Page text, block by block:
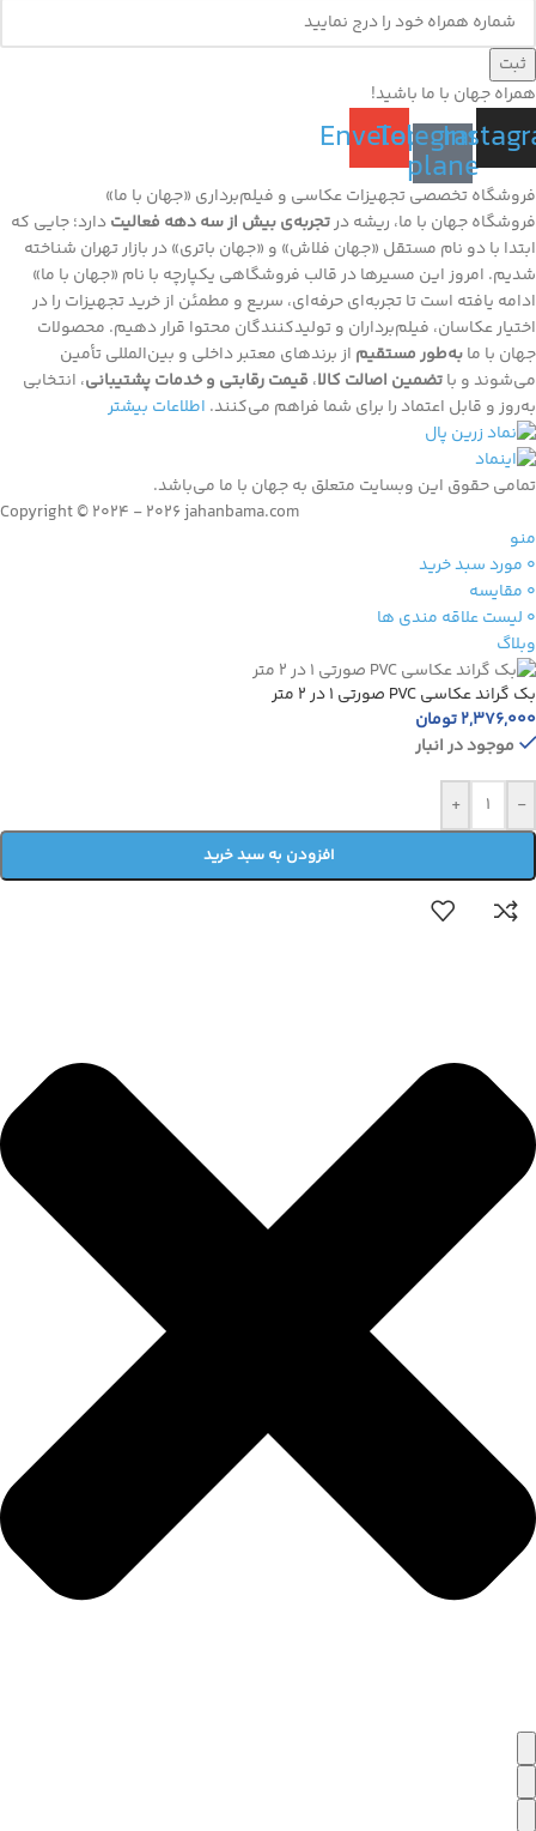
ثبت
همراه جهان با ما باشید!
Telegram-
plane
Envelope
فروشگاه تخصصی تجهیزات عکاسی و فیلم‌برداری «جهان با ما»
فروشگاه جهان با ما، ریشه درتجربه‌ی بیش از سه دهه فعالیتدارد؛ جایی که
ابتدا با دو نام مستقل «جهان فلاش» و «جهان باتری» در بازار تهران شناخته
شدیم. امروز این مسیرها در قالب فروشگاهی یکپارچه با نام «جهان با ما»
ادامه یافته است تا تجربه‌ای حرفه‌ای، سریع و مطمئن از خرید تجهیزات را در
اختیار عکاسان، فیلم‌برداران و تولیدکنندگان محتوا قرار دهیم. محصولات
جهان با مابه‌طور مستقیم از برندهای معتبر داخلی و بین‌المللی تأمین
می‌شوند و باتضمین اصالت کالا، قیمت رقابتی و خدمات پشتیبانی، انتخابی
به‌روز و قابل اعتماد را برای شما فراهم می‌کنند. اطلاعات بیشتر
تمامی حقوق اين وبسايت متعلق به جهان با ما می‌باشد.
Copyright © 2024 - 2026 jahanbama.com
منو
0 موردسبد خرید
0 مقايسه
0 لیست علاقه مندی ها
وبلاگ
بک گراند عکاسی PVC صورتی 1 در 2 متر
2,376,000تومان
موجود در انبار
-
+
افزودن به سبد خرید